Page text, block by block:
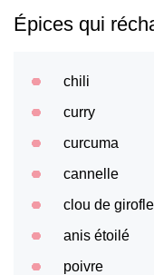
Épices qui
chili
curry
curcuma
cannelle
clou de girofle
anis étoilé
poivre